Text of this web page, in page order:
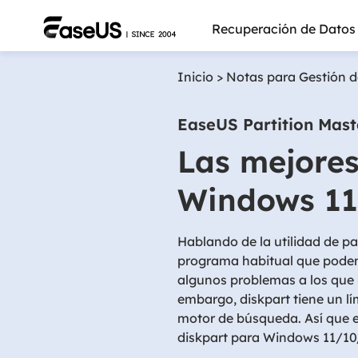
Recuperación de Datos
Más
Inicio > Notas para Gestión
EaseUS Partition
Las
Windows
Hablando de la utilidad de
programa habitual que
algunos problemas a los
embargo, diskpart tiene un
motor de búsqueda. Así que
diskpart para Windows 11/